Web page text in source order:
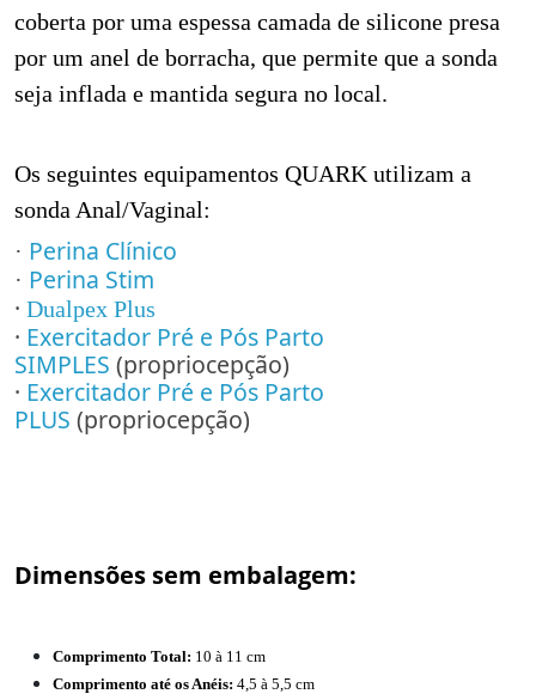
coberta por uma espessa camada de silicone presa
por um anel de borracha, que permite que a sonda
seja inflada e mantida segura no local.
Os seguintes equipamentos QUARK utilizam a
sonda Anal/Vaginal:
· Perina Clínico
· Perina Stim
· Dualpex Plus
· Exercitador Pré e Pós Parto
SIMPLES (propriocepção)
· Exercitador Pré e Pós Parto
PLUS (propriocepção)
Dimensões sem embalagem:
Comprimento Total: 10 à 11 cm
Comprimento até os Anéis: 4,5 à 5,5 cm